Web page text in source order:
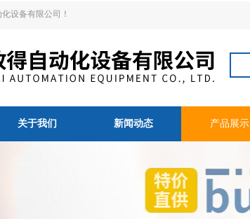
设备有限公司！
关于我们 新闻动态 产品展示